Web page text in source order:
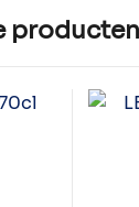
producten